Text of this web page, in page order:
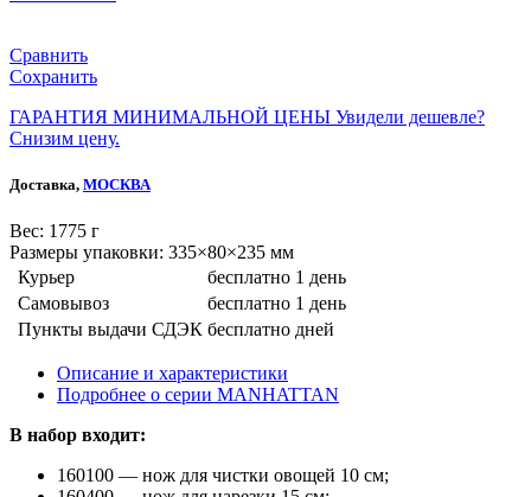
Сравнить
Сохранить
ГАРАНТИЯ МИНИМАЛЬНОЙ ЦЕНЫ Увидели дешевле?
Снизим цену.
Доставка, МОСКВА
Веc: 1775 г
Размеры упаковки: 335×80×235 мм
Курьер
бесплатно 1 день
Самовывоз
бесплатно 1 день
Пункты выдачи СДЭК бесплатно дней
Описание и характеристики
Подробнее о серии MANHATTAN
В набор входит:
160100 — нож для чистки овощей 10 см;